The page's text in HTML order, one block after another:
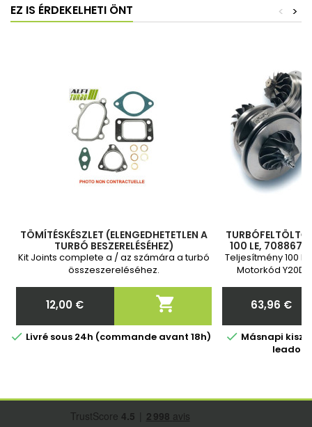
EZ IS ÉRDEKELHETI ÖNT >
<
TÖMÍTÉSKÉSZLET (ELENGEDHETETLEN A
TURBÓ BESZERELÉSÉHEZ)
Kit Joints complete a / az számára a turbó
összeszereléséhez.
Ár
12,00 € 
 Livré sous 24h (commande avant 18h)
100 LE,
93184474,
860058,
Teljesítmény 100
Motorkód
Ár
63,96 €
 Másnapi
leadott